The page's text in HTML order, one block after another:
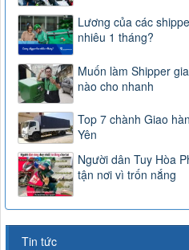
Lương của các
nhiêu 1 tháng?
Muốn làm Shipper
nào cho nhanh
Top 7 chành Giao
Yên
Người dân Tuy Hòa
tận nơi vì trốn nắng
Tin tức